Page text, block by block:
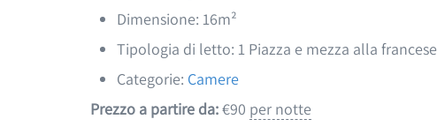
Dimensione: 16m²
Tipologia di letto: 1 Piazza e mezza alla francese
Categorie: Camere
Prezzo a partire da:€90 per notte